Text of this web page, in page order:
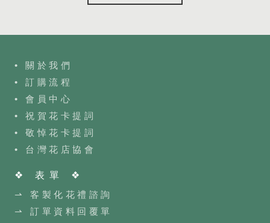
• 關於我們
• 訂購流程
• 會員中心
• 祝賀花卡提詞
• 敬悼花卡提詞
• 台灣花店協會
❖ 表單 ❖
⇀ 客製化花禮諮詢
⇀ 訂單資料回覆單